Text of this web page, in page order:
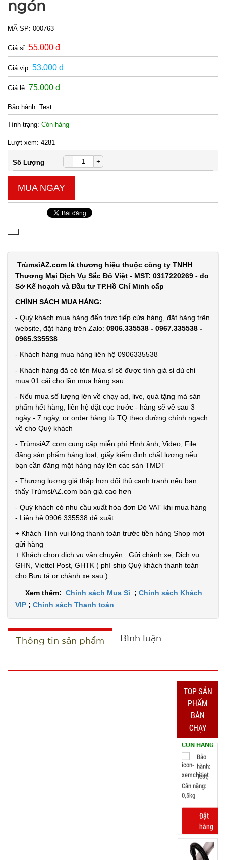
ngón
MÃ SP: 000763
Giá sỉ: 55.000 đ
Giá vip: 53.000 đ
Giá lẻ: 75.000 đ
Bảo hành: Test
Tình trạng: Còn hàng
Lượt xem: 4281
Số Lượng - +
MUA NGAY
TrùmsỉAZ.com là thương hiệu thuộc công ty TNHH
Thương Mại Dịch Vụ Sắc Đỏ Việt - MST: 0317220269 - do
Sở Kế hoạch và Đầu tư TP.Hồ Chí Minh cấp
CHÍNH SÁCH MUA HÀNG:
- Quý khách mua hàng đến trực tiếp cửa hàng, đặt hàng trên
website, đặt hàng trên Zalo: 0906.335538 - 0967.335538 -
0965.335538
- Khách hàng mua hàng liên hệ 0906335538
- Khách hàng đã có tên Mua sỉ sẽ được tính giá sỉ dù chỉ
mua 01 cái cho lần mua hàng sau
- Nếu mua số lượng lớn về chạy ad, live, quà tặng mà sản
phẩm hết hàng, liên hệ đặt cọc trước - hàng sẽ về sau 3
ngày - 7 ngày, or order hàng từ TQ theo đường chính ngạch
về cho Quý khách
- TrùmsỉAZ.com cung cấp miễn phí Hình ảnh, Video, File
đăng sản phẩm hàng loạt, giấy kiểm định chất lượng nếu
bạn cần đăng mặt hàng này lên các sàn TMĐT
- Thương lượng giá thấp hơn đối thủ cạnh tranh nếu bạn
thấy TrùmsỉAZ.com bán giá cao hơn
- Quý khách có nhu cầu xuất hóa đơn Đỏ VAT khi mua hàng
- Liên hệ 0906.335538 để xuất
+ Khách Tỉnh vui lòng thanh toán trước tiền hàng Shop mới
gửi hàng
+ Khách chọn dịch vụ vận chuyển: Gửi chành xe, Dịch vụ
GHN, Viettel Post, GHTK ( phí ship Quý khách thanh toán
cho Bưu tá or chành xe sau )
Xem thêm: Chính sách Mua Sỉ ; Chính sách Khách
VIP ; Chính sách Thanh toán
Thông tin sản phẩm Bình luận
TOP SẢN
PHẨM
BÁN
CHẠY
TÌNH
hàng
Chữ T xịn
MÃ
TRẠNG:
0,5kg
Đặt
hàng
Khay làm
tròn có nắp
MÃ
003858
TÌNH
TRẠNG:
hành:
Cân nặng:
0,5kg
Đặt
hàng
Gậy bẻ tập
cơ tay lò xo
loại 20kg
SP:
004446
GIÁ: